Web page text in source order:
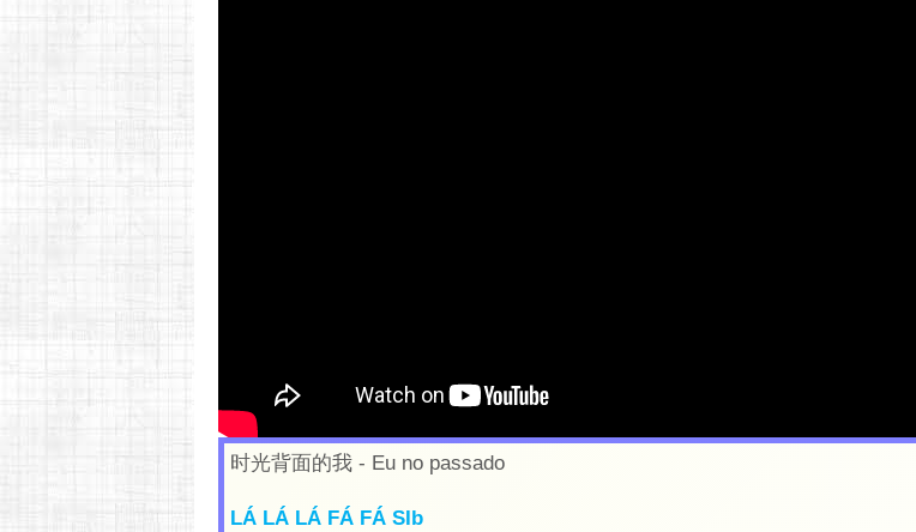
时光背面的我 - Eu no passado
LÁ LÁ LÁ FÁ FÁ SIb